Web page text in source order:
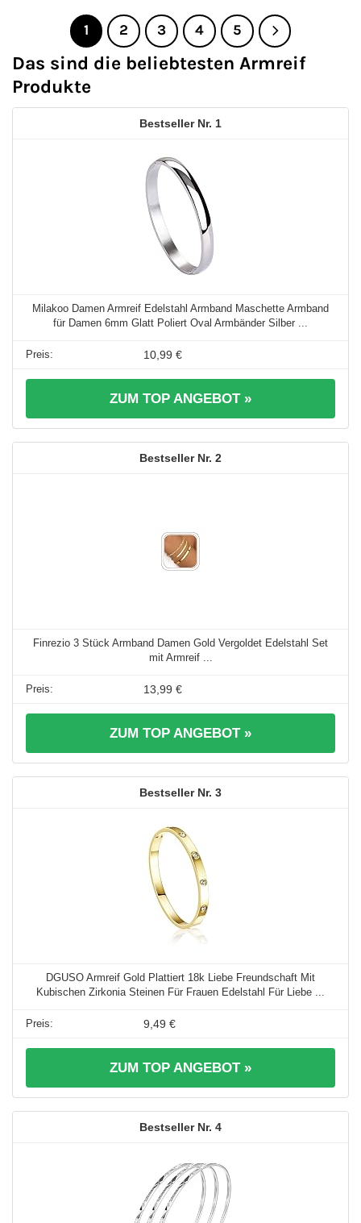
1 2 3 4 5
Das sind die beliebtesten Armreif
Produkte
1
Milakoo Damen Armreif Edelstahl Armband Maschette Armband
für Damen 6mm Glatt Poliert Oval Armbänder Silber ...
10,99 €
ZUM TOP ANGEBOT »
2
Finrezio 3 Stück Armband Damen Gold Vergoldet Edelstahl Set
mit Armreif ...
13,99 €
ZUM TOP ANGEBOT »
3
DGUSO Armreif Gold Plattiert 18k Liebe Freundschaft Mit
Kubischen Zirkonia Steinen Für Frauen Edelstahl Für Liebe ...
9,49 €
ZUM TOP ANGEBOT »
4